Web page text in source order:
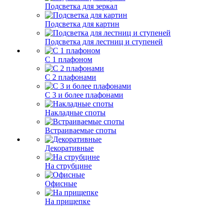
Подсветка для зеркал
Подсветка для картин
Подсветка для лестниц и ступеней
С 1 плафоном
С 2 плафонами
С 3 и более плафонами
Накладные споты
Встраиваемые споты
Декоративные
На струбцине
Офисные
На прищепке